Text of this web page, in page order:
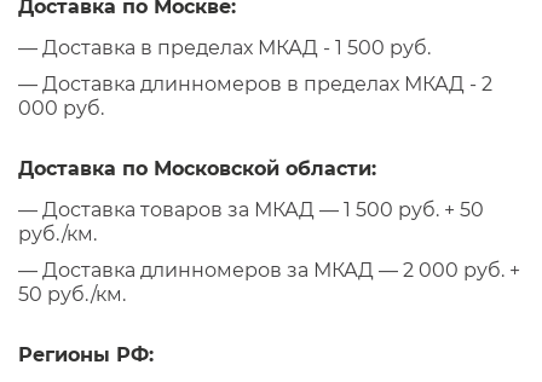
Доставка по Москве:
— Доставка в пределах МКАД - 1 500 руб.
— Доставка длинномеров в пределах МКАД - 2
000 руб.
Доставка по Московской области:
— Доставка товаров за МКАД — 1 500 руб. + 50
руб./км.
— Доставка длинномеров за МКАД — 2 000 руб. +
50 руб./км.
Регионы РФ: